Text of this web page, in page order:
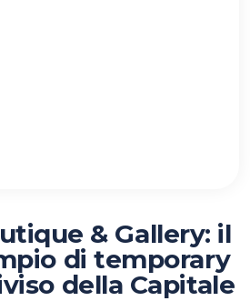
& Gallery: il
di temporary
della Capitale